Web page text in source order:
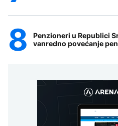
Penzioneri u Republici
vanredno povećanje